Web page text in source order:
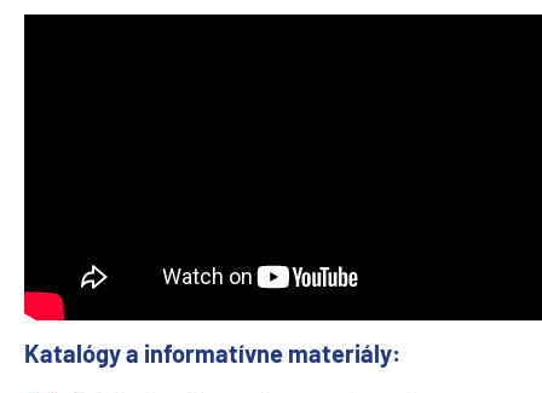
Katalógy a informatívne materiály: